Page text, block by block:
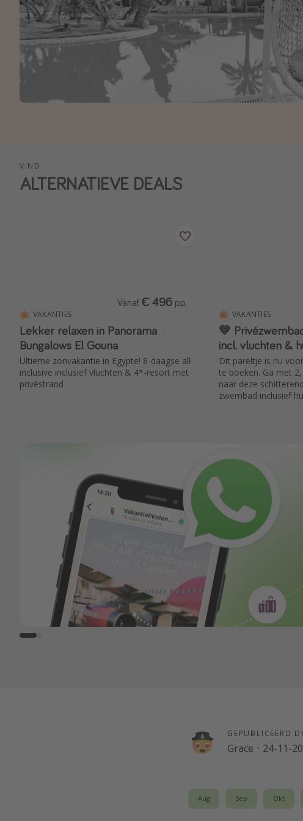
VIND
ALTERNATIEVE DEALS
VAKANTIES
Lekker relaxen in Panorama
Bungalows El Gouna
Ultieme zonvakantie in Egypte! 8-daagse all-
inclusive inclusief vluchten & 4*-resort met
privéstrand
Vanaf € 496 p.p.
VAKANTIES
💙
incl. vluchten &
Dit pareltje is nu
te boeken. Ga met
naar deze
zwembad inclusief
GEPUBLICEERD
Grace · 24-11-
Aug Sep Okt